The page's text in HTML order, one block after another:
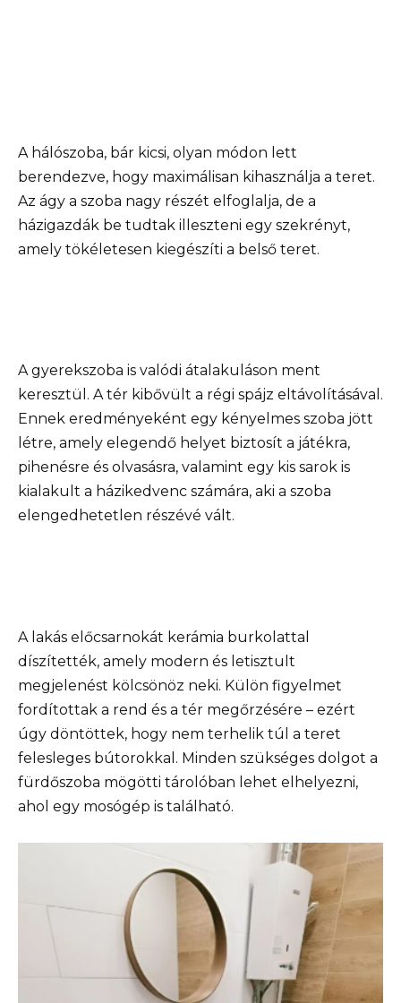
A hálószoba, bár kicsi, olyan módon lett
berendezve, hogy maximálisan kihasználja a teret.
Az ágy a szoba nagy részét elfoglalja, de a
házigazdák be tudtak illeszteni egy szekrényt,
amely tökéletesen kiegészíti a belső teret.
A gyerekszoba is valódi átalakuláson ment
keresztül. A tér kibővült a régi spájz eltávolításával.
Ennek eredményeként egy kényelmes szoba jött
létre, amely elegendő helyet biztosít a játékra,
pihenésre és olvasásra, valamint egy kis sarok is
kialakult a házikedvenc számára, aki a szoba
elengedhetetlen részévé vált.
A lakás előcsarnokát kerámia burkolattal
díszítették, amely modern és letisztult
megjelenést kölcsönöz neki. Külön figyelmet
fordítottak a rend és a tér megőrzésére – ezért
úgy döntöttek, hogy nem terhelik túl a teret
felesleges bútorokkal. Minden szükséges dolgot a
fürdőszoba mögötti tárolóban lehet elhelyezni,
ahol egy mosógép is található.